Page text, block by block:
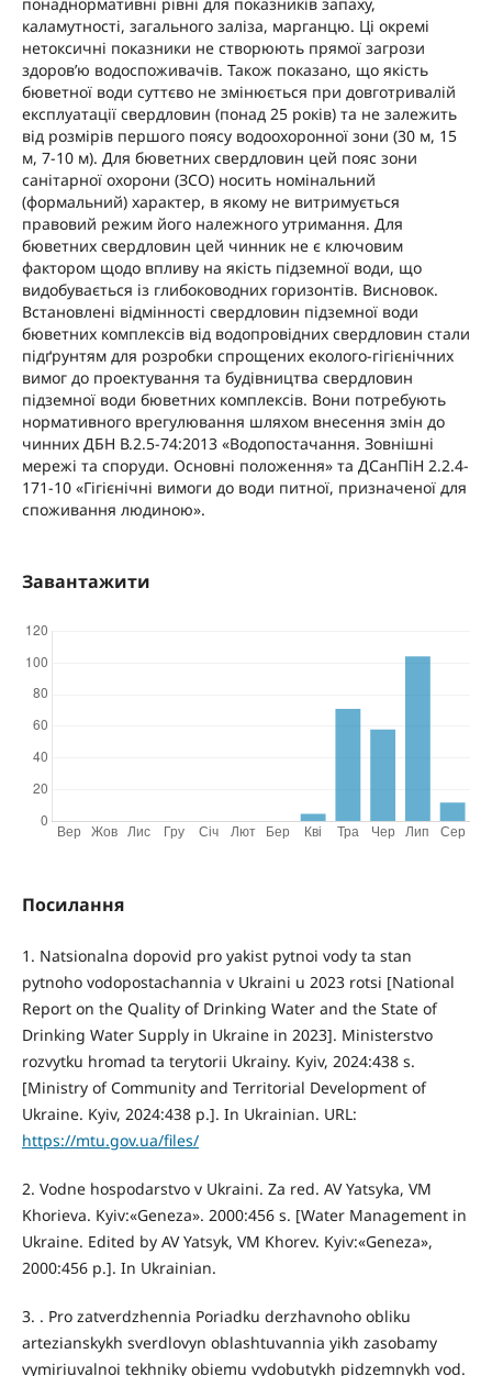
каламутності, загального заліза, марганцю. Ці окремі
нетоксичні показники не створюють прямої загрози
здоров’ю водоспоживачів. Також показано, що якість
бюветної води суттєво не змінюється при довготривалій
експлуатації свердловин (понад 25 років) та не залежить
від розмірів першого поясу водоохоронної зони (30 м, 15
м, 7-10 м). Для бюветних свердловин цей пояс зони
санітарної охорони (ЗСО) носить номінальний
(формальний) характер, в якому не витримується
правовий режим його належного утримання. Для
бюветних свердловин цей чинник не є ключовим
фактором щодо впливу на якість підземної води, що
видобувається із глибоководних горизонтів. Висновок.
Встановлені відмінності свердловин підземної води
бюветних комплексів від водопровідних свердловин стали
підґрунтям для розробки спрощених еколого-гігієнічних
вимог до проектування та будівництва свердловин
підземної води бюветних комплексів. Вони потребують
нормативного врегулювання шляхом внесення змін до
чинних ДБН В.2.5-74:2013 «Водопостачання. Зовнішні
мережі та споруди. Основні положення» та ДСанПіН 2.2.4-
171-10 «Гігієнічні вимоги до води питної, призначеної для
споживання людиною».
Завантажити
Посилання
1. Natsionalna dopovid pro yakist pytnoi vody ta stan
pytnoho vodopostachannia v Ukraini u 2023 rotsi [National
Report on the Quality of Drinking Water and the State of
Drinking Water Supply in Ukraine in 2023]. Ministerstvo
rozvytku hromad ta terytorii Ukrainy. Kyiv, 2024:438 s.
[Ministry of Community and Territorial Development of
Ukraine. Kyiv, 2024:438 p.]. In Ukrainian. URL:
https://mtu.gov.ua/files/
2. Vodne hospodarstvo v Ukraini. Za red. AV Yatsyka, VM
Khorieva. Kyiv:«Geneza». 2000:456 s. [Water Management in
Ukraine. Edited by AV Yatsyk, VM Khorev. Kyiv:«Geneza»,
2000:456 p.]. In Ukrainian.
3. . Pro zatverdzhennia Poriadku derzhavnoho obliku
artezianskykh sverdlovyn oblashtuvannia yikh zasobamy
vymiriuvalnoi tekhniky obiemu vydobutykh pidzemnykh vod.